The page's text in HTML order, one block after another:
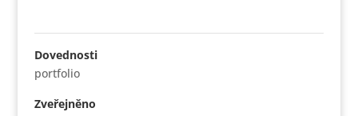
Dovednosti
portfolio
Zveřejněno